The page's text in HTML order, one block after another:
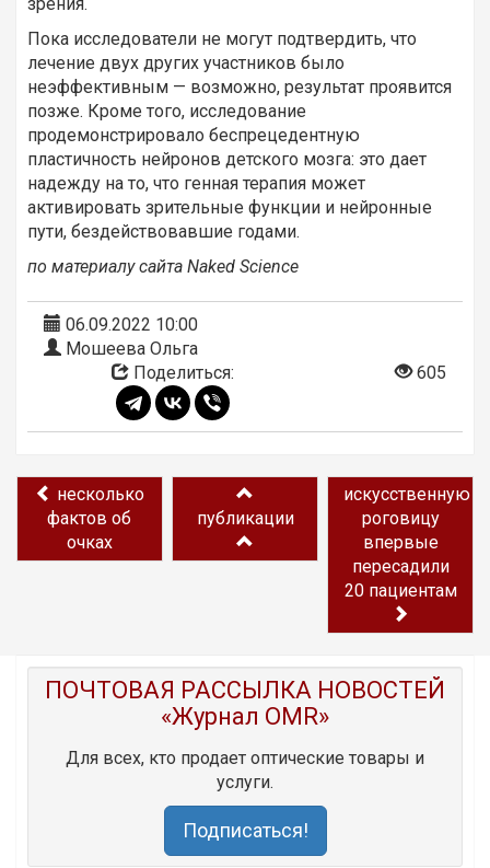
Пока исследователи не могут подтвердить, что
лечение двух других участников было
неэффективным — возможно, результат проявится
позже. Кроме того, исследование
продемонстрировало беспрецедентную
пластичность нейронов детского мозга: это дает
надежду на то, что генная терапия может
активировать зрительные функции и нейронные
пути, бездействовавшие годами.
по материалу сайта Naked Science
06.09.2022 10:00
Мошеева Ольга
Поделиться:
605
несколько
фактов об
очках
публикации
искусственную
роговицу
впервые
пересадили
20 пациентам
ПОЧТОВАЯ РАССЫЛКА НОВОСТЕЙ
«Журнал OMR»
Для всех, кто продает оптические товары и
услуги.
Подписаться!